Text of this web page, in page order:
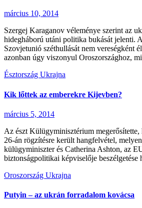
március 10, 2014
Szergej Karaganov véleménye szerint az
hidegháború utáni politika bukását jelenti.
Szovjetunió széthullását nem vereségként
azonban úgy viszonyul Oroszországhoz,
Észtország Ukrajna
Kik lőttek az emberekre Kijevben?
március 5, 2014
Az észt Külügyminisztérium megerősítette,
26-án rögzítésre került hangfelvétel,
külügyminiszter és Catherina Ashton, az
biztonságpolitikai képviselője
Oroszország Ukrajna
Putyin – az ukrán forradalom kovácsa